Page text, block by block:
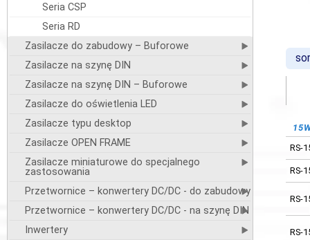
Seria CSP
Seria RD
Zasilacze do zabudowy – Buforowe
Zasilacze na szynę DIN
Zasilacze na szynę DIN – Buforowe
Zasilacze do oświetlenia LED
Zasilacze typu desktop
Zasilacze OPEN FRAME
Zasilacze miniaturowe do specjalnego
zastosowania
Przetwornice – konwertery DC/DC - do zabudowy
Przetwornice – konwertery DC/DC - na szynę DIN
Inwertery
RS-
RS-
RS-
RS-
RS-
RS-
RS-